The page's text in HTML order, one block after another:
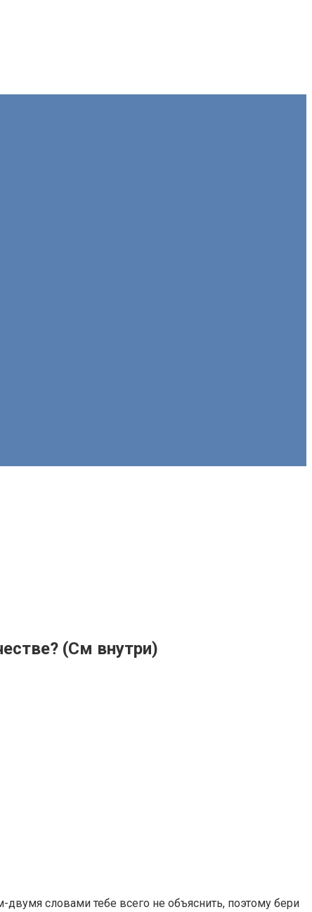
(См внутри)
словами тебе всего не объяснить, поэтому бери